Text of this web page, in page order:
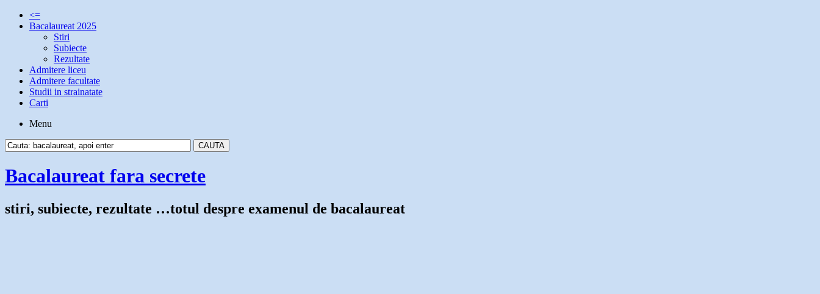
<=
Bacalaureat 2025
Stiri
Subiecte
Rezultate
Admitere liceu
Admitere facultate
Studii in strainatate
Carti
Menu
Bacalaureat fara secrete
stiri, subiecte, rezultate …totul despre examenul de bacalaureat